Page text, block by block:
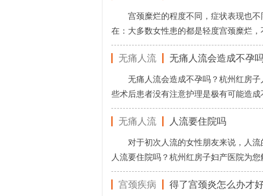
宫颈糜烂的程度不同，症状表现也
在：大多数女性患的都是轻度宫颈糜烂
无痛人流 无痛人流会造成不孕
无痛人流会造成不孕吗？杭州红房
些术后患者没有注意护理是极有可能造
无痛人流 人流要住院吗
对于初次人流的女性朋友来说，人
人流要住院吗？杭州红房子妇产医院为
宫颈疾病 得了宫颈炎怎么办才